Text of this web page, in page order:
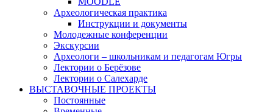
Археологическая практика
Инструкции и документы
Молодежные конференции
Экскурсии
Археологи – школьникам и педагогам Югры
Лектории о Берёзове
Лектории о Салехарде
ВЫСТАВОЧНЫЕ ПРОЕКТЫ
Постоянные